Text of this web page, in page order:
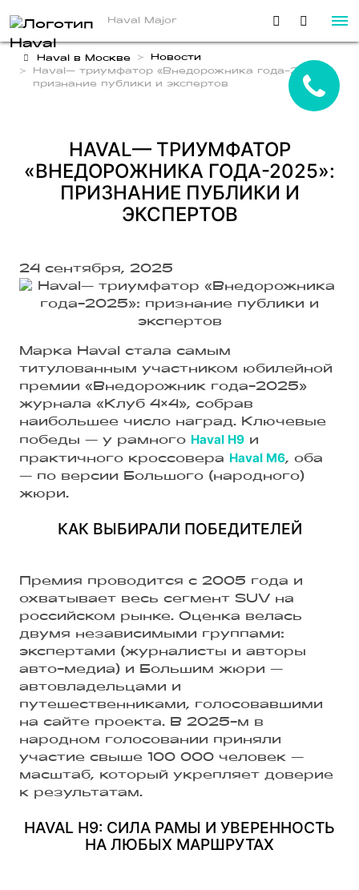
Haval Major
Haval в Москве
Новости
Haval— триумфатор «Внедорожника года-2025»:
признание публики и экспертов
HAVAL— ТРИУМФАТОР
«ВНЕДОРОЖНИКА ГОДА-2025»:
ПРИЗНАНИЕ ПУБЛИКИ И
ЭКСПЕРТОВ
24 сентября, 2025
Марка Haval стала самым
титулованным участником юбилейной
премии «Внедорожник года-2025»
журнала «Клуб 4×4», собрав
наибольшее число наград. Ключевые
победы — у рамного Haval H9 и
практичного кроссовера Haval M6, оба
— по версии Большого (народного)
жюри.
КАК ВЫБИРАЛИ ПОБЕДИТЕЛЕЙ
Премия проводится с 2005 года и
охватывает весь сегмент SUV на
российском рынке. Оценка велась
двумя независимыми группами:
экспертами (журналисты и авторы
авто-медиа) и Большим жюри —
автовладельцами и
путешественниками, голосовавшими
на сайте проекта. В 2025-м в
народном голосовании приняли
участие свыше 100 000 человек —
масштаб, который укрепляет доверие
к результатам.
HAVAL H9: СИЛА РАМЫ И УВЕРЕННОСТЬ
НА ЛЮБЫХ МАРШРУТАХ